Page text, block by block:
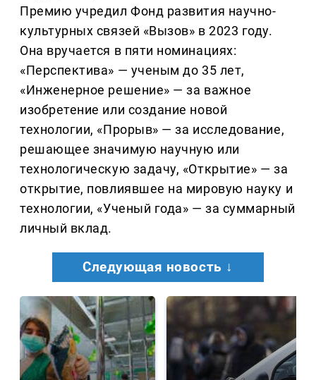
Премию учредил Фонд развития научно-
культурных связей «Вызов» в 2023 году.
Она вручается в пяти номинациях:
«Перспектива» — ученым до 35 лет,
«Инженерное решение» — за важное
изобретение или создание новой
технологии, «Прорыв» — за исследование,
решающее значимую научную или
технологическую задачу, «Открытие» — за
открытие, повлиявшее на мировую науку и
технологии, «Ученый года» — за суммарный
личный вклад.
Следующая новость ↓